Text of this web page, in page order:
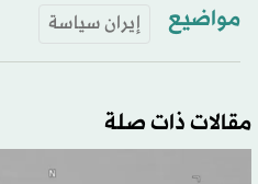
مواضيع إيران سياسة
مقالات ذات صلة